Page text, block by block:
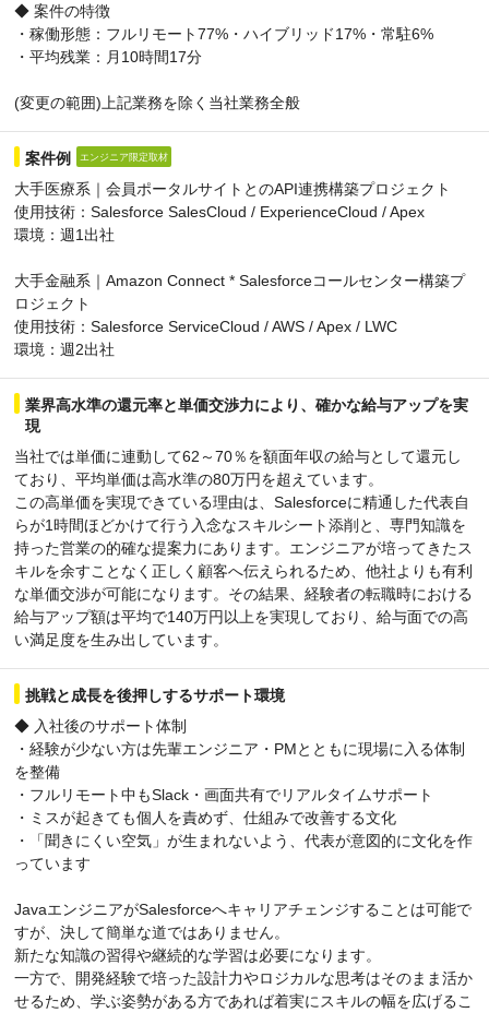
◆ 案件の特徴
・稼働形態：フルリモート77%・ハイブリッド17%・常駐6%
・平均残業：月10時間17分
(変更の範囲)上記業務を除く当社業務全般
案件例 エンジニア限定取材
大手医療系｜会員ポータルサイトとのAPI連携構築プロジェクト
使用技術：Salesforce SalesCloud / ExperienceCloud / Apex
環境：週1出社
大手金融系｜Amazon Connect * Salesforceコールセンター構築プ
ロジェクト
使用技術：Salesforce ServiceCloud / AWS / Apex / LWC
環境：週2出社
業界高水準の還元率と単価交渉力により、確かな給与アップを実
現
当社では単価に連動して62～70％を額面年収の給与として還元し
ており、平均単価は高水準の80万円を超えています。
この高単価を実現できている理由は、Salesforceに精通した代表自
らが1時間ほどかけて行う入念なスキルシート添削と、専門知識を
持った営業の的確な提案力にあります。エンジニアが培ってきたス
キルを余すことなく正しく顧客へ伝えられるため、他社よりも有利
な単価交渉が可能になります。その結果、経験者の転職時における
給与アップ額は平均で140万円以上を実現しており、給与面での高
い満足度を生み出しています。
挑戦と成長を後押しするサポート環境
◆ 入社後のサポート体制
・経験が少ない方は先輩エンジニア・PMとともに現場に入る体制
を整備
・フルリモート中もSlack・画面共有でリアルタイムサポート
・ミスが起きても個人を責めず、仕組みで改善する文化
・「聞きにくい空気」が生まれないよう、代表が意図的に文化を作
っています
JavaエンジニアがSalesforceへキャリアチェンジすることは可能で
すが、決して簡単な道ではありません。
新たな知識の習得や継続的な学習は必要になります。
一方で、開発経験で培った設計力やロジカルな思考はそのまま活か
せるため、学ぶ姿勢がある方であれば着実にスキルの幅を広げるこ